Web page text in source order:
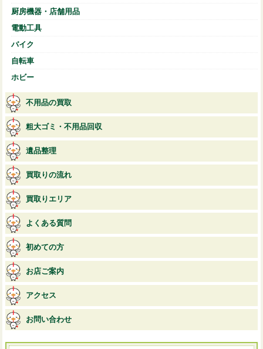
厨房機器・店舗用品
電動工具
バイク
自転車
ホビー
不用品の買取
粗大ゴミ・不用品回収
遺品整理
買取りの流れ
買取りエリア
よくある質問
初めての方
お店ご案内
アクセス
お問い合わせ